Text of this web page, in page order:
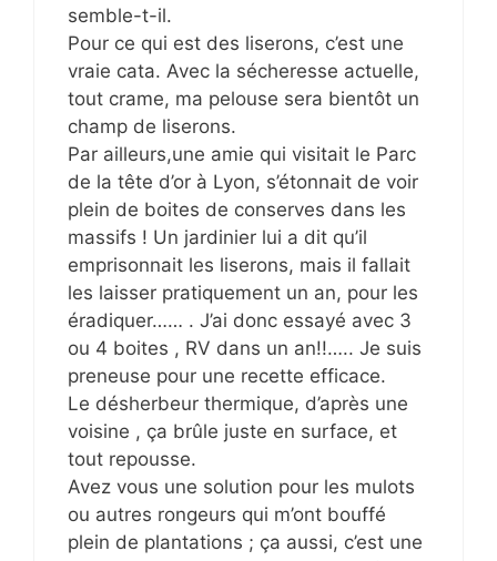
semble-t-il.
Pour ce qui est des liserons, c’est une
vraie cata. Avec la sécheresse actuelle,
tout crame, ma pelouse sera bientôt un
champ de liserons.
Par ailleurs,une amie qui visitait le Parc
de la tête d’or à Lyon, s’étonnait de voir
plein de boites de conserves dans les
massifs ! Un jardinier lui a dit qu’il
emprisonnait les liserons, mais il fallait
les laisser pratiquement un an, pour les
éradiquer…… . J’ai donc essayé avec 3
ou 4 boites , RV dans un an!!….. Je suis
preneuse pour une recette efficace.
Le désherbeur thermique, d’après une
voisine , ça brûle juste en surface, et
tout repousse.
Avez vous une solution pour les mulots
ou autres rongeurs qui m’ont bouffé
plein de plantations ; ça aussi, c’est une